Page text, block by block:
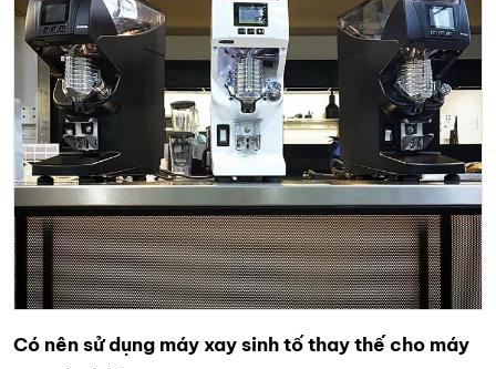
Có nên sử dụng máy xay sinh tố thay thế cho máy